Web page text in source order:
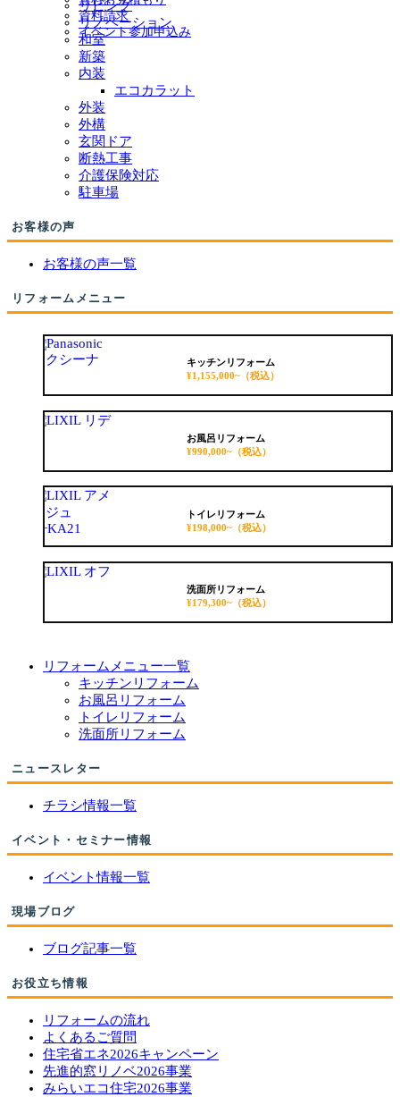
資料請求
イベント参加申込み
リビング
リノベーション
和室
新築
内装
エコカラット
外装
外構
玄関ドア
断熱工事
介護保険対応
駐車場
お客様の声
お客様の声一覧
リフォームメニュー
キッチンリフォーム
¥1,155,000~ （税込）
お風呂リフォーム
¥990,000~ （税込）
トイレリフォーム
¥198,000~ （税込）
洗面所リフォーム
¥179,300~ （税込）
リフォームメニュー一覧
キッチンリフォーム
お風呂リフォーム
トイレリフォーム
洗面所リフォーム
ニュースレター
チラシ情報一覧
イベント・セミナー情報
イベント情報一覧
現場ブログ
ブログ記事一覧
お役立ち情報
リフォームの流れ
よくあるご質問
住宅省エネ2026キャンペーン
先進的窓リノベ2026事業
みらいエコ住宅2026事業